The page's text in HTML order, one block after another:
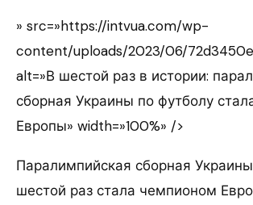
» src=»https://intvua.com/wp-
content/uploads/2023/06/
alt=»В шестой раз в истории:
сборная Украины по футболу
Европы» width=»100%» />
Паралимпийская сборная
шестой раз стала чемпионом